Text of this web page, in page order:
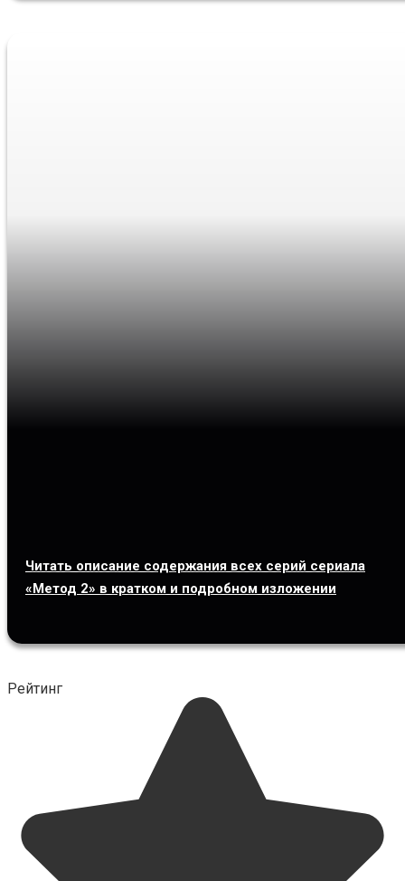
Читать описание содержания всех серий сериала
«Метод 2» в кратком и подробном изложении
Рейтинг